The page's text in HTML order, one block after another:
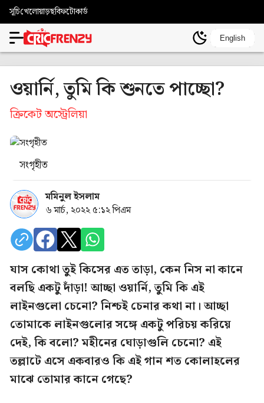
সূচিখেলোয়াড়ছবিফটোকার্ড
English
ওয়ার্নি, তুমি কি শুনতে পাচ্ছো?
ক্রিকেট অস্ট্রেলিয়া
সংগৃহীত
মমিনুল ইসলাম
৬ মার্চ, ২০২২ ৫:১২ পিএম
যাস কোথা তুই কিসের এত তাড়া, কেন নিস না কানে
বলছি একটু দাঁড়া! আচ্ছা ওয়ার্নি, তুমি কি এই
লাইনগুলো চেনো? নিশ্চই চেনার কথা না। আচ্ছা
তোমাকে লাইনগুলোর সঙ্গে একটু পরিচয় করিয়ে
দেই, কি বলো? মহীনের ঘোড়াগুলি চেনো? এই
তল্লাটে এসে একবারও কি এই গান শত কোলাহলের
মাঝে তোমার কানে গেছে?